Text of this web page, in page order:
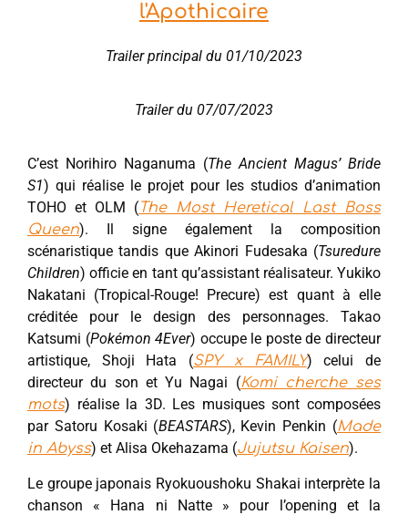
l'Apothicaire
Trailer principal du 01/10/2023
Trailer du 07/07/2023
C’est Norihiro Naganuma (The Ancient Magus’ Bride
S1) qui réalise le projet pour les studios d’animation
TOHO et OLM (The Most Heretical Last Boss
Queen). Il signe également la composition
scénaristique tandis que Akinori Fudesaka (Tsuredure
Children) officie en tant qu’assistant réalisateur. Yukiko
Nakatani (Tropical-Rouge! Precure) est quant à elle
créditée pour le design des personnages. Takao
Katsumi (Pokémon 4Ever) occupe le poste de directeur
artistique, Shoji Hata (SPY x FAMILY) celui de
directeur du son et Yu Nagai (Komi cherche ses
mots) réalise la 3D. Les musiques sont composées
par Satoru Kosaki (BEASTARS), Kevin Penkin (Made
in Abyss) et Alisa Okehazama (Jujutsu Kaisen).
Le groupe japonais Ryokuoushoku Shakai interprète la
chanson « Hana ni Natte » pour l’opening et la